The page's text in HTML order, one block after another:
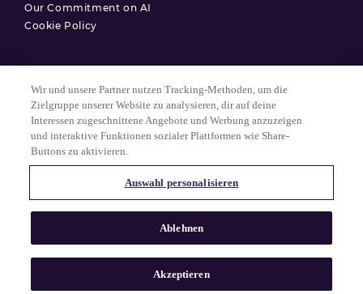
Our Commitment on AI
Cookie Policy
© 2025 Match Group.
Nutzungsbedingungen
Datenschutzerklärung
Alle Rechte vorbehalten. MATCH GROUP, das MG-Logo und der MG-
Faden mit blauem Farbverlauf sind Marken der Match Group
Americas, LLC. Alle anderen Marken sind Eigentum ihrer jeweiligen
Wir und unsere Partner nutzen Tracking-Methoden, um die
Zielgruppe unserer Website zu analysieren, dir auf deine
Interessen zugeschnittene Angebote und Werbung anzuzeigen
und interaktive Funktionen sozialer Plattformen wie Share-
Buttons zu aktivieren.
Auswahl personalisieren
Ablehnen
Akzeptieren